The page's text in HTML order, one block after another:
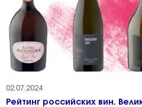
02.07.2024
Рейтинг российских вин.